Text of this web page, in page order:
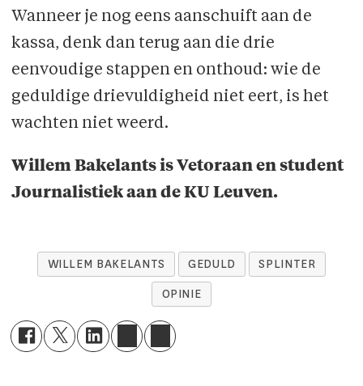
Wanneer je nog eens aanschuift aan de
kassa, denk dan terug aan die drie
eenvoudige stappen en onthoud: wie de
geduldige drievuldigheid niet eert, is het
wachten niet weerd.
Willem Bakelants is Vetoraan en student
Journalistiek aan de KU Leuven.
WILLEM BAKELANTS GEDULD SPLINTER
OPINIE